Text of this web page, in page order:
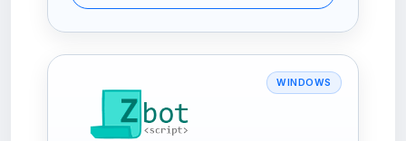
WINDOWS